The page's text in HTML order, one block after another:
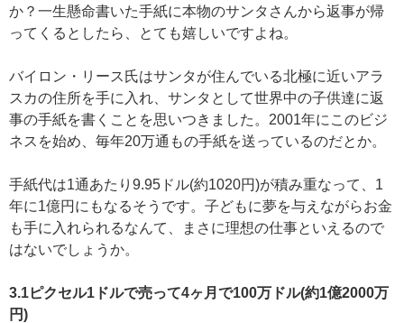
か？一生懸命書いた手紙に本物のサンタさんから返事が帰
ってくるとしたら、とても嬉しいですよね。
バイロン・リース氏はサンタが住んでいる北極に近いアラ
スカの住所を手に入れ、サンタとして世界中の子供達に返
事の手紙を書くことを思いつきました。2001年にこのビジ
ネスを始め、毎年20万通もの手紙を送っているのだとか。
手紙代は1通あたり9.95ドル(約1020円)が積み重なって、1
年に1億円にもなるそうです。子どもに夢を与えながらお金
も手に入れられるなんて、まさに理想の仕事といえるので
はないでしょうか。
3.1ピクセル1ドルで売って4ヶ月で100万ドル(約1億2000万
円)